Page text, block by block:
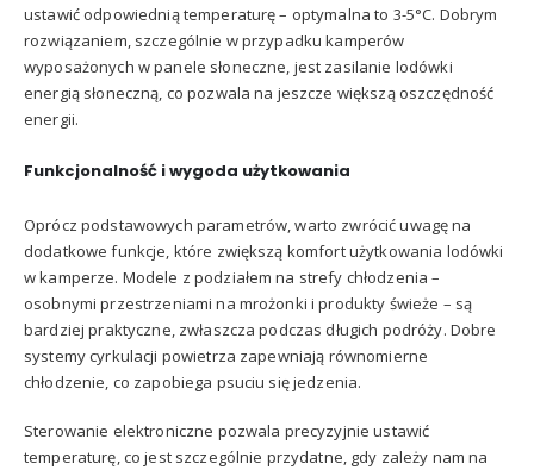
ustawić odpowiednią temperaturę – optymalna to 3-5°C. Dobrym
rozwiązaniem, szczególnie w przypadku kamperów
wyposażonych w panele słoneczne, jest zasilanie lodówki
energią słoneczną, co pozwala na jeszcze większą oszczędność
energii.
Funkcjonalność i wygoda użytkowania
Oprócz podstawowych parametrów, warto zwrócić uwagę na
dodatkowe funkcje, które zwiększą komfort użytkowania lodówki
w kamperze. Modele z podziałem na strefy chłodzenia –
osobnymi przestrzeniami na mrożonki i produkty świeże – są
bardziej praktyczne, zwłaszcza podczas długich podróży. Dobre
systemy cyrkulacji powietrza zapewniają równomierne
chłodzenie, co zapobiega psuciu się jedzenia.
Sterowanie elektroniczne pozwala precyzyjnie ustawić
temperaturę, co jest szczególnie przydatne, gdy zależy nam na